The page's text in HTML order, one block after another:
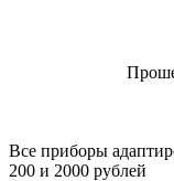
Все приборы
200 и 2000 рублей